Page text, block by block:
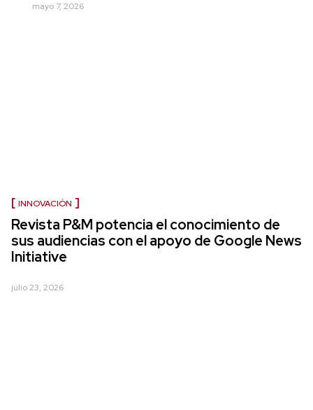
mayo 7, 2026
INNOVACIÓN
Revista P&M potencia el conocimiento de
sus audiencias con el apoyo de Google News
Initiative
julio 23, 2026